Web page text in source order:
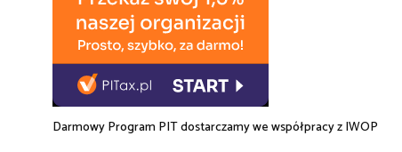
Darmowy Program PIT dostarczamy we współpracy zIWOP